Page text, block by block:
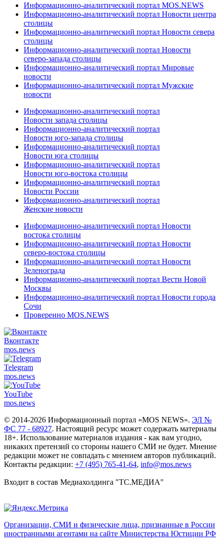
Информационно-аналитический портал MOS.NEWS
Информационно-аналитический портал Новости центра
столицы
Информационно-аналитический портал Новости севера
столицы
Информационно-аналитический портал Новости
северо-запада столицы
Информационно-аналитический портал Мировые
новости
Информационно-аналитический портал Мужские
новости
Информационно-аналитический портал
Новости запада столицы
Информационно-аналитический портал
Новости юго-запада столицы
Информационно-аналитический портал
Новости юга столицы
Информационно-аналитический портал
Новости юго-востока столицы
Информационно-аналитический портал
Новости России
Информационно-аналитический портал
Женские новости
Информационно-аналитический портал Новости
востока столицы
Информационно-аналитический портал Новости
северо-востока столицы
Информационно-аналитический портал Новости
Зеленограда
Информационно-аналитический портал Вести Новой
Москвы
Информационно-аналитический портал Новости города
Сочи
Проверенно MOS.NEWS
Вконтакте
mos.news
Telegram
mos.news
YouTube
mos.news
© 2014-2026 Информационный портал «MOS NEWS». ЭЛ №
ФС 77 - 68927. Настоящий ресурс может содержать материалы
18+. Использование материалов издания - как вам угодно,
никаких претензий со стороны нашего СМИ не будет. Мнение
редакции может не совпадать с мнением авторов публикаций.
Контакты редакции: +7 (495) 765-41-64, info@mos.news
Входит в состав Медиахолдинга "ТС.МЕДИА"
Организации, СМИ и физические лица, признанные в России
иностранными агентами на сайте Министерства Юстиции РФ